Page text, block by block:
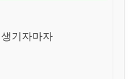
기자마자